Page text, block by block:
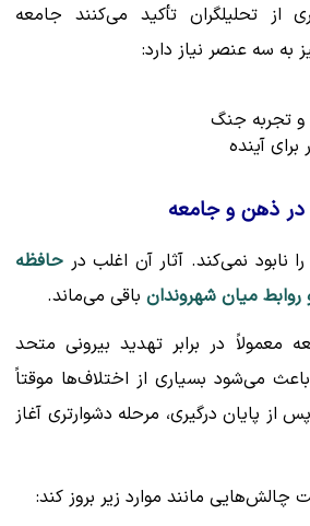
از تحلیلگران تأکید می‌کنند جامعه
سه عنصر نیاز دارد:
و تجربه جنگ
آینده
ذهن و جامعه
نابود نمی‌کند. آثار آن اغلب در حافظه
میان شهروندان باقی می‌ماند.
معمولاً در برابر تهدید بیرونی متحد
می‌شود بسیاری از اختلاف‌ها موقتاً
از پایان درگیری، مرحله دشوارتری آغاز
مانند موارد زیر بروز کند: